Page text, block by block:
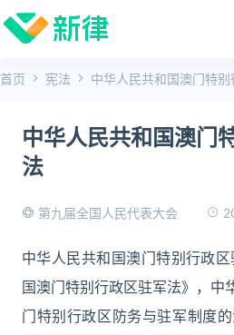
首页 宪法 中华人民共和国澳门特
中华人民共和国澳门
法
第九届全国人民代表大会
中华人民共和国澳门特别行政
国澳门特别行政区驻军法》，中
门特别行政区防务与驻军制度